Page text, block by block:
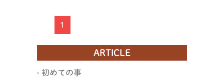
1
ARTICLE
初めての事